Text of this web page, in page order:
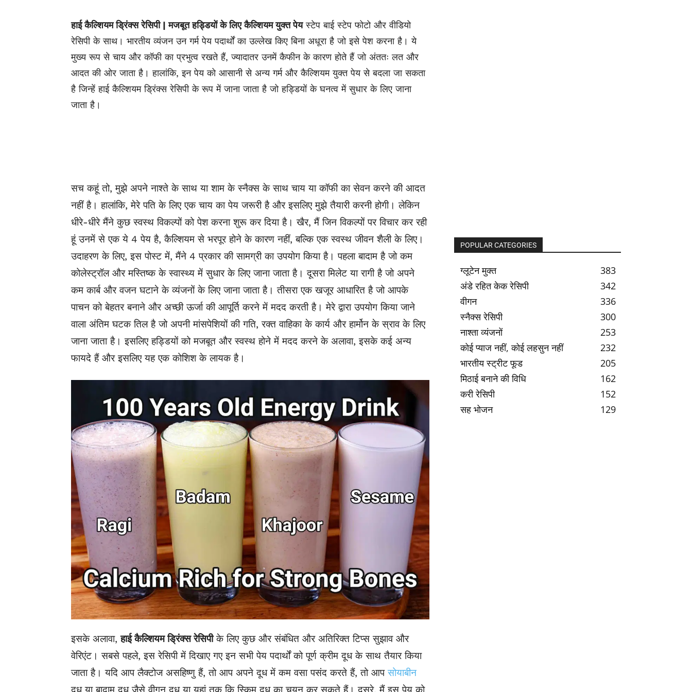
हाई कैल्शियम ड्रिंक्स रेसिपी | मजबूत हड्डियों के लिए कैल्शियम युक्त पेयस्टेप बाई स्टेप फोटो और वीडियो
रेसिपी के साथ। भारतीय व्यंजन उन गर्म पेय पदार्थों का उल्लेख किए बिना अधूरा है जो इसे पेश करना है। ये
मुख्य रूप से चाय और कॉफी का प्रभुत्व रखते हैं, ज्यादातर उनमें कैफीन के कारण होते हैं जो अंततः लत और
आदत की ओर जाता है। हालांकि, इन पेय को आसानी से अन्य गर्म और कैल्शियम युक्त पेय से बदला जा सकता
है जिन्हें हाई कैल्शियम ड्रिंक्स रेसिपी के रूप में जाना जाता है जो हड्डियों के घनत्व में सुधार के लिए जाना
जाता है।
सच कहूं तो, मुझे अपने नाश्ते के साथ या शाम के स्नैक्स के साथ चाय या कॉफी का सेवन करने की आदत
नहीं है। हालांकि, मेरे पति के लिए एक चाय का पेय जरूरी है और इसलिए मुझे तैयारी करनी होगी। लेकिन
धीरे-धीरे मैंने कुछ स्वस्थ विकल्पों को पेश करना शुरू कर दिया है। खैर, मैं जिन विकल्पों पर विचार कर रही
हूं उनमें से एक ये 4 पेय है, कैल्शियम से भरपूर होने के कारण नहीं, बल्कि एक स्वस्थ जीवन शैली के लिए।
उदाहरण के लिए, इस पोस्ट में, मैंने 4 प्रकार की सामग्री का उपयोग किया है। पहला बादाम है जो कम
कोलेस्ट्रॉल और मस्तिष्क के स्वास्थ्य में सुधार के लिए जाना जाता है। दूसरा मिलेट या रागी है जो अपने
कम कार्ब और वजन घटाने के व्यंजनों के लिए जाना जाता है। तीसरा एक खजूर आधारित है जो आपके
पाचन को बेहतर बनाने और अच्छी ऊर्जा की आपूर्ति करने में मदद करती है। मेरे द्वारा उपयोग किया जाने
वाला अंतिम घटक तिल है जो अपनी मांसपेशियों की गति, रक्त वाहिका के कार्य और हार्मोन के स्राव के लिए
जाना जाता है। इसलिए हड्डियों को मजबूत और स्वस्थ होने में मदद करने के अलावा, इसके कई अन्य
फायदे हैं और इसलिए यह एक कोशिश के लायक है।
इसके अलावा,हाई कैल्शियम ड्रिंक्स रेसिपीके लिए कुछ और संबंधित और अतिरिक्त टिप्स सुझाव और
वेरिएंट। सबसे पहले, इस रेसिपी में दिखाए गए इन सभी पेय पदार्थों को पूर्ण क्रीम दूध के साथ तैयार किया
जाता है। यदि आप लैक्टोज असहिष्णु हैं, तो आप अपने दूध में कम वसा पसंद करते हैं, तो आपसोयाबीन
दूध या बादाम दूध जैसे वीगन दूध या यहां तक ​​कि स्किम दूध का चयन कर सकते हैं। दूसरे, मैं इस पेय को
POPULAR CATEGORIES
ग्लूटेन मुक्त
383
अंडे रहित केक रेसिपी
342
वीगन
336
स्नैक्स रेसिपी
300
नाश्ता व्यंजनों
253
कोई प्याज नहीं, कोई लहसुन नहीं
232
भारतीय स्ट्रीट फूड
205
मिठाई बनाने की विधि
162
करी रेसिपी
152
सह भोजन
129